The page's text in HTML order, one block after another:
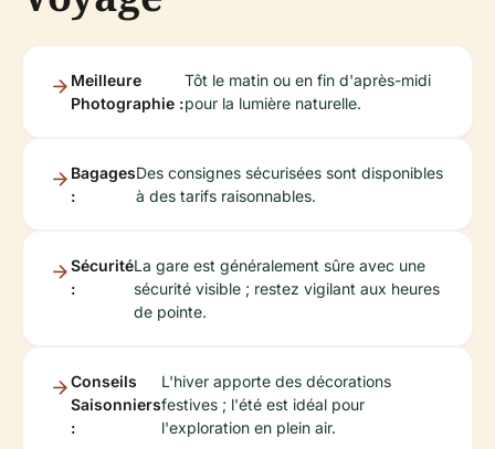
Meilleure
Photographie :
Tôt le matin ou en fin d'après-midi
pour la lumière naturelle.
Bagages
:
Des consignes sécurisées sont disponibles
à des tarifs raisonnables.
Sécurité
:
La gare est généralement sûre avec une
sécurité visible ; restez vigilant aux heures
de pointe.
Conseils
Saisonniers
:
L'hiver apporte des décorations
festives ; l'été est idéal pour
l'exploration en plein air.